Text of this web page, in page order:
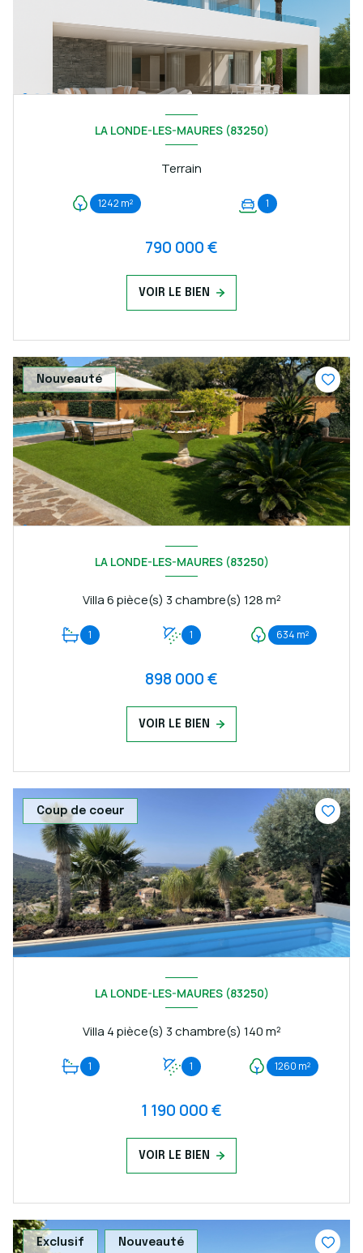
LA LONDE-LES-MAURES (83250)
Terrain
1242 m² 1
790 000 €
VOIR LE BIEN
Nouveauté
LA LONDE-LES-MAURES (83250)
Villa 6 pièce(s) 3 chambre(s) 128 m²
1 1 634 m²
898 000 €
VOIR LE BIEN
Coup de coeur
LA LONDE-LES-MAURES (83250)
Villa 4 pièce(s) 3 chambre(s) 140 m²
1 1 1260 m²
1 190 000 €
VOIR LE BIEN
Exclusif Nouveauté